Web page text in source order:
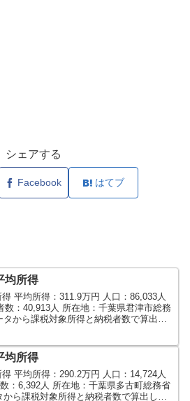
シェアする
Facebook はてブ
均所得
平均所得：311.9万円 人口：86,033人
数：40,913人 所在地：千葉県君津市総務
から課税対象所得と納税者数で算出し
均所得
平均所得：290.2万円 人口：14,724人
：6,392人 所在地：千葉県多古町総務省
ら課税対象所得と納税者数で算出しま